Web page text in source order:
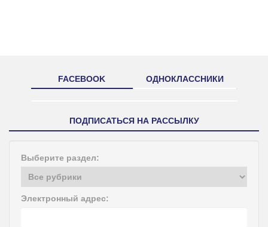
FACEBOOK ОДНОКЛАССНИКИ
ПОДПИСАТЬСЯ НА РАССЫЛКУ
Выберите раздел:
Электронный адрес: